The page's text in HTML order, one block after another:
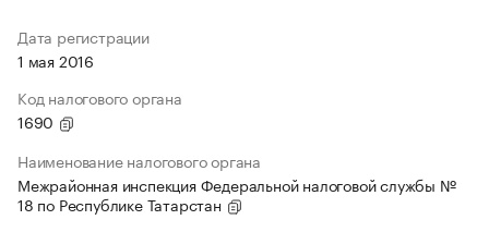
Дата регистрации
1 мая 2016
Код налогового органа
1690
Наименование налогового органа
Межрайонная инспекция Федеральной налоговой службы №
18 по Республике Татарстан